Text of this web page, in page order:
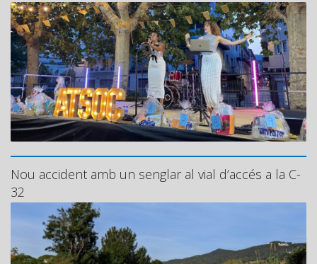
Nou accident amb un senglar al vial d’accés a la C-
32